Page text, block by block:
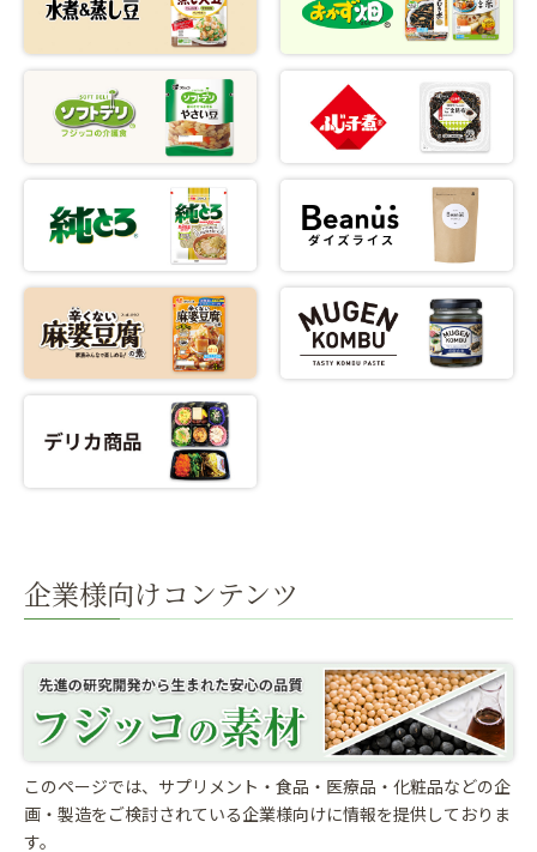
企業様向けコンテンツ
このページでは、サプリメント・食品・医療品・化粧品などの企
画・製造をご検討されている企業様向けに情報を提供しておりま
す。